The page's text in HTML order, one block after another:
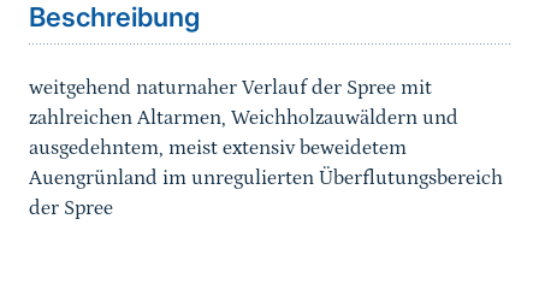
Beschreibung
weitgehend naturnaher Verlauf der Spree mit
zahlreichen Altarmen, Weichholzauwäldern und
ausgedehntem, meist extensiv beweidetem
Auengrünland im unregulierten Überflutungsbereich
der Spree